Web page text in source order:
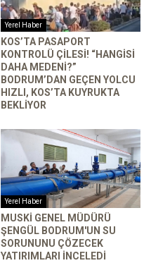
Yerel Haber
KOS’TA PASAPORT
KONTROLÜ ÇILESI! “HANGISI
DAHA MEDENI?”
BODRUM’DAN GEÇEN YOLCU
HIZLI, KOS’TA KUYRUKTA
BEKLIYOR
Yerel Haber
MUSKİ GENEL MÜDÜRÜ
ŞENGÜL BODRUM'UN SU
SORUNUNU ÇÖZECEK
YATIRIMLARI INCELEDI